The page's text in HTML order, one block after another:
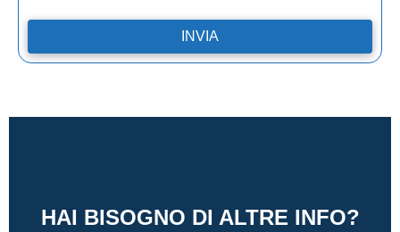
HAI BISOGNO DI ALTRE INFO?